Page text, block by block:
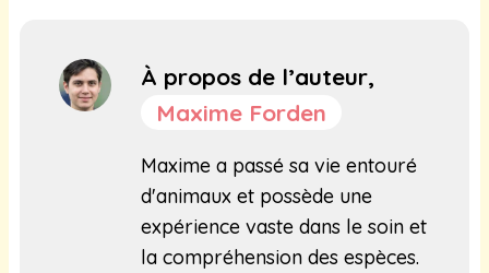
À propos de l’auteur,
Maxime Forden
Maxime a passé sa vie entouré
d'animaux et possède une
expérience vaste dans le soin et
la compréhension des espèces.